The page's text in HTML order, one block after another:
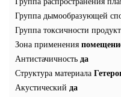
Группа дымообразующей
Группа токсичности
Зона применения
Антистачичность да
Структура материала
Акустический да